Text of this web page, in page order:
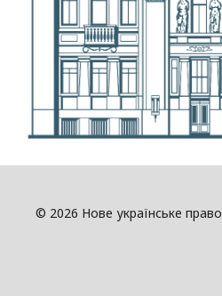
© 2026 Нове українське право